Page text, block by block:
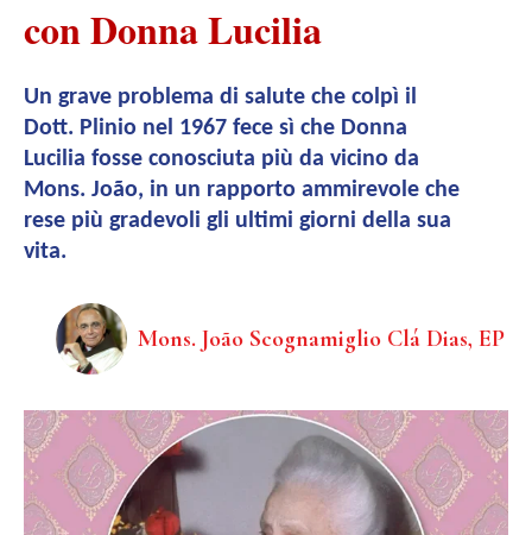
con Donna Lucilia
Un grave problema di salute che colpì il
Dott. Plinio nel 1967 fece sì che Donna
Lucilia fosse conosciuta più da vicino da
Mons. João, in un rapporto ammirevole che
rese più gradevoli gli ultimi giorni della sua
vita.
Mons. João Scognamiglio Clá Dias, EP